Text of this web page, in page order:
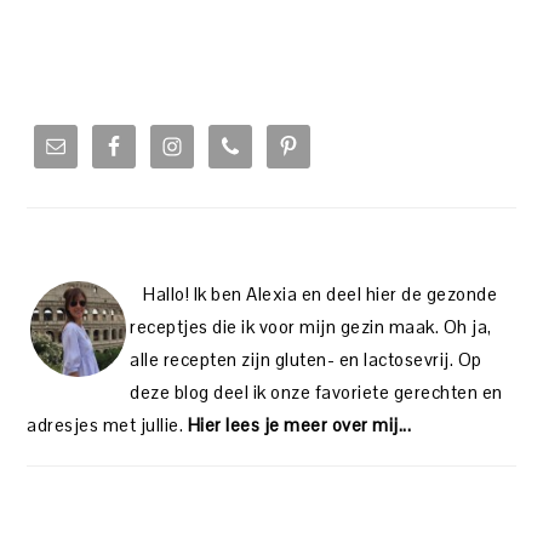
SIDEBAR
Hallo! Ik ben Alexia en deel hier de gezonde
receptjes die ik voor mijn gezin maak. Oh ja,
alle recepten zijn gluten- en lactosevrij. Op
deze blog deel ik onze favoriete gerechten en
adresjes met jullie. Hier lees je meer over mij...